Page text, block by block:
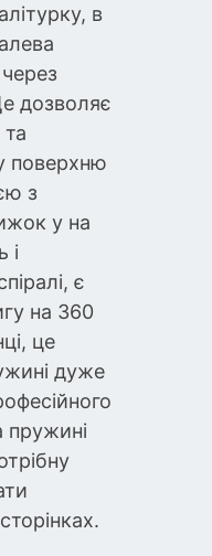
в
дозволяє
поверхню
з
у на
і
є
на 360
це
дуже
пружині